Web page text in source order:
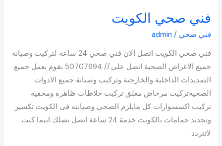
فني صحي الكويت
فني صحي /
admin
فني صحي الكويت اتصل الان فني صحي 24 ساعة لتركيب وصيانة
جميع الاغراض الصحية اتصل على // 50707694 نقوم بعمل جميع
التمديدات الداخلية والخارجية وتركيب وصيانة جميع الادوات
الصحيةتركيب مرحاض معلق تركيب خلاطات ظاهرة ومخفية
تركيب اكسسوارات كل مايلزم الصحى وصيانته فى الكويت تكسير
وتجديد حمامات بالكويت خدمة 24 ساعة اتصل نصلك اينما كنت
لاتتردد
فني
صحي